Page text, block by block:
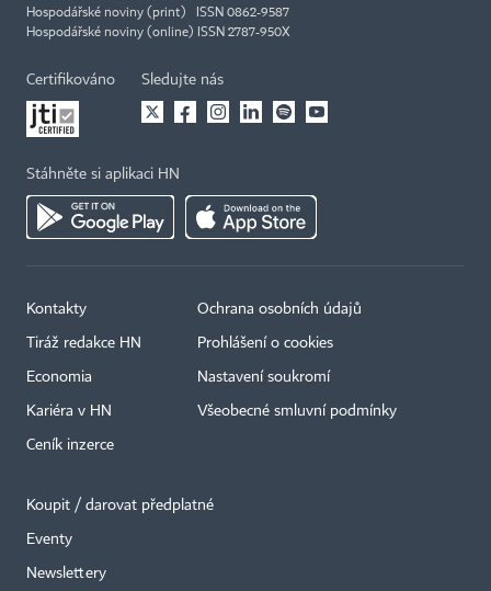
Hospodářské noviny (print) ISSN 0862-9587
Hospodářské noviny (online) ISSN 2787-950X
Certifikováno Sledujte nás
Stáhněte si aplikaci HN
Kontakty
Tiráž redakce HN
Economia
Kariéra v HN
Ceník inzerce
Ochrana osobních údajů
Prohlášení o cookies
Nastavení soukromí
Všeobecné smluvní podmínky
Koupit / darovat předplatné
Eventy
Newslettery